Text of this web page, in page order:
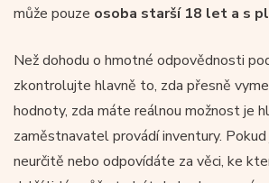
může pouze osoba starší 18 let a s
Než dohodu o hmotné odpovědnosti
zkontrolujte hlavně to, zda přesně
hodnoty, zda máte reálnou možnost je
zaměstnavatel provádí inventury. Pokud
neurčitě nebo odpovídáte za věci, ke